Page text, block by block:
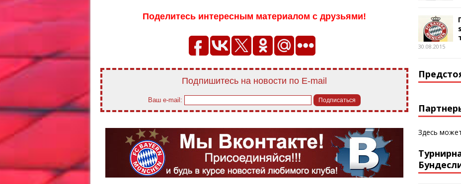
Поделитесь интересным материалом с друзьями!
Подпишитесь на новости по E-mail
Ваш e-mail:
30.08.2015
Здесь